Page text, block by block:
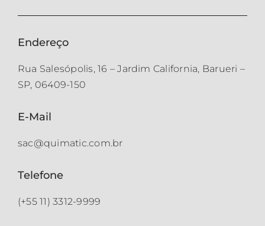
Endereço
Rua Salesópolis, 16 – Jardim California, Barueri –
SP, 06409-150
E-Mail
sac@quimatic.com.br
Telefone
(+55 11) 3312-9999